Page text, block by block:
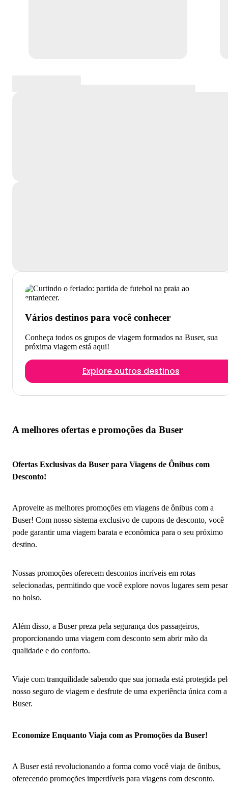
Vários destinos para você conhecer
Conheça todos os grupos de viagem formados na Buser, sua
próxima viagem está aqui!
Explore outros destinos
A melhores ofertas e promoções da Buser
Ofertas Exclusivas da Buser para Viagens de Ônibus com
Desconto!
Aproveite as melhores promoções em viagens de ônibus com a
Buser! Com nosso sistema exclusivo de cupons de desconto, você
pode garantir uma viagem barata e econômica para o seu próximo
destino.
Nossas promoções oferecem descontos incríveis em rotas
selecionadas, permitindo que você explore novos lugares sem pesar
no bolso.
Além disso, a Buser preza pela segurança dos passageiros,
proporcionando uma viagem com desconto sem abrir mão da
qualidade e do conforto.
Viaje com tranquilidade sabendo que sua jornada está protegida
nosso seguro de viagem e desfrute de uma experiência única com a
Buser.
Economize Enquanto Viaja com as Promoções da Buser!
A Buser está revolucionando a forma como você viaja de ônibus,
oferecendo promoções imperdíveis para viagens com desconto.